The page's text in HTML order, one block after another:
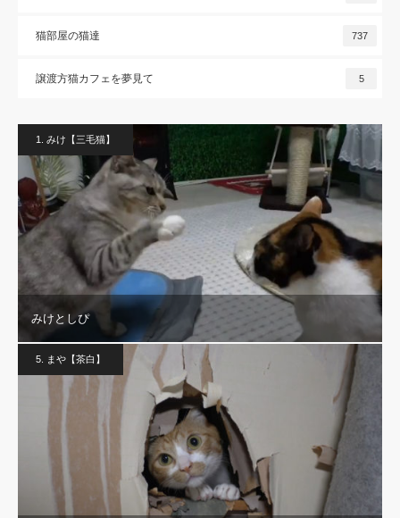
猫部屋の猫達 737
譲渡方猫カフェを夢見て 5
1. みけ【三毛猫】
みけとしぴ
5. まや【茶白】